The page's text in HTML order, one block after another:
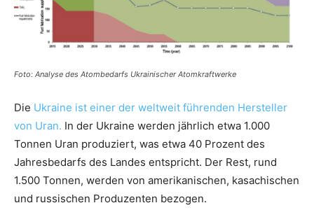
Foto: Analyse des Atombedarfs Ukrainischer Atomkraftwerke
Die Ukraine ist einer der weltweit führenden Hersteller
von Uran. In der Ukraine werden jährlich etwa 1.000
Tonnen Uran produziert, was etwa 40 Prozent des
Jahresbedarfs des Landes entspricht. Der Rest, rund
1.500 Tonnen, werden von amerikanischen, kasachischen
und russischen Produzenten bezogen.